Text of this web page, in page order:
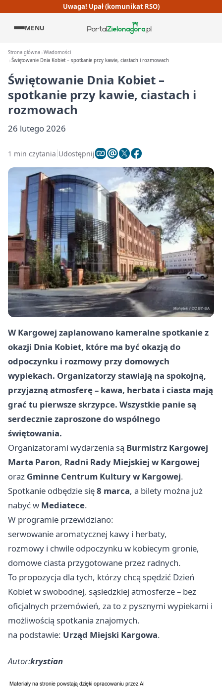
Uwaga! Upał (komunikat RSO)
MENU
Strona główna Wiadomości
Świętowanie Dnia Kobiet – spotkanie przy kawie, ciastach i rozmowach
Świętowanie Dnia Kobiet –
spotkanie przy kawie, ciastach i
rozmowach
26 lutego 2026
1 min czytania Udostępnij
W Kargowej zaplanowano kameralne spotkanie z
okazji Dnia Kobiet, które ma być okazją do
odpoczynku i rozmowy przy domowych
wypiekach. Organizatorzy stawiają na spokojną,
przyjazną atmosferę – kawa, herbata i ciasta mają
grać tu pierwsze skrzypce. Wszystkie panie są
serdecznie zaproszone do wspólnego
świętowania.
Organizatorami wydarzenia są Burmistrz Kargowej
Marta Paron, Radni Rady Miejskiej w Kargowej
oraz Gminne Centrum Kultury w Kargowej.
Spotkanie odbędzie się8 marca, a bilety można już
nabyć w Mediatece.
W programie przewidziano:
serwowanie aromatycznej kawy i herbaty,
rozmowy i chwile odpoczynku w kobiecym gronie,
domowe ciasta przygotowane przez radnych.
To propozycja dla tych, którzy chcą spędzić Dzień
Kobiet w swobodnej, sąsiedzkiej atmosferze – bez
oficjalnych przemówień, za to z pysznymi wypiekami i
możliwością spotkania znajomych.
na podstawie: Urząd Miejski Kargowa.
Autor:krystian